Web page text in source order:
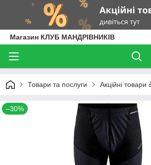
Магазин КЛУБ МАНДРІВНИКІВ
Товари та послуги Акційні товари
–30%